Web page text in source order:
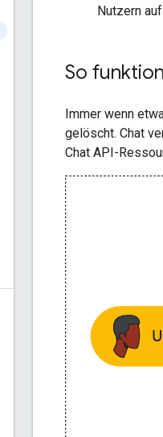
Nutzern
So
Immer wenn
gelöscht. Chat
Chat API-